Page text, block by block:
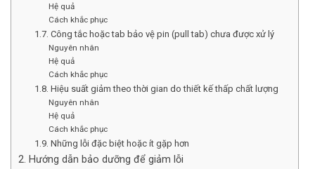
Hệ quả
Cách khắc phục
1.7. Công tắc hoặc tab bảo vệ pin (pull tab) chưa được xử lý
Nguyên nhân
Hệ quả
Cách khắc phục
1.8. Hiệu suất giảm theo thời gian do thiết kế thấp chất lượng
Nguyên nhân
Hệ quả
Cách khắc phục
1.9. Những lỗi đặc biệt hoặc ít gặp hơn
2. Hướng dẫn bảo dưỡng để giảm lỗi